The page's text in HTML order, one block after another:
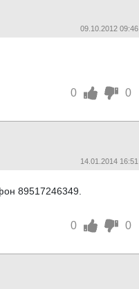
09.10.2012 09:46
0 0
14.01.2014 16:51
89517246349.
0 0